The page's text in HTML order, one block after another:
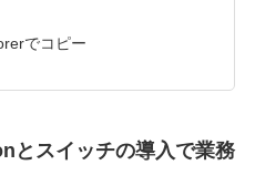
でコピー
とスイッチの導入で業務